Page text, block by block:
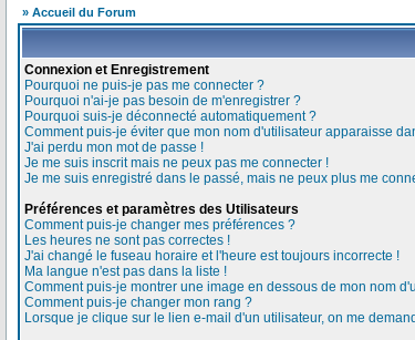
» Accueil du Forum
Connexion et Enregistrement
Pourquoi ne puis-je pas me connecter ?
Pourquoi n'ai-je pas besoin de m'enregistrer ?
Pourquoi suis-je déconnecté automatiquement ?
Comment puis-je éviter que mon nom d'utilisateur apparaisse
J'ai perdu mon mot de passe !
Je me suis inscrit mais ne peux pas me connecter !
Je me suis enregistré dans le passé, mais ne peux plus me
Préférences et paramètres des Utilisateurs
Comment puis-je changer mes préférences ?
Les heures ne sont pas correctes !
J'ai changé le fuseau horaire et l'heure est toujours incorrecte !
Ma langue n'est pas dans la liste !
Comment puis-je montrer une image en dessous de mon nom
Comment puis-je changer mon rang ?
Lorsque je clique sur le lien e-mail d'un utilisateur, on me